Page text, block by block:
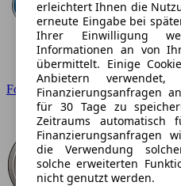
Ford
erleichtert Ihnen die
erneute Eingabe bei
Ihrer Einwilligung
Informationen an von
übermittelt. Einige
Anbietern
Finanzierungsanfragen
für 30 Tage zu
Zeitraums
Finanzierungsanfragen
die Verwendung
solche erweiterten
nicht genutzt werden.